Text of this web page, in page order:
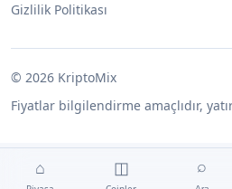
Gizlilik Politikası
© 2026 KriptoMix
Fiyatlar bilgilendirme amaçlıdır,
⌂ ◫ ⌕